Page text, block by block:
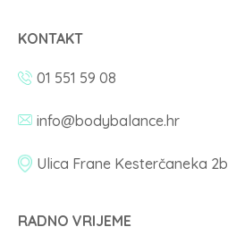
KONTAKT
01 551 59 08
info@bodybalance.hr
Ulica Frane Kesterčaneka 2b
RADNO VRIJEME